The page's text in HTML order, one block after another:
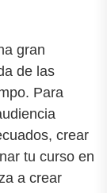
gran
de las
Para
crear
tu curso en
a crear